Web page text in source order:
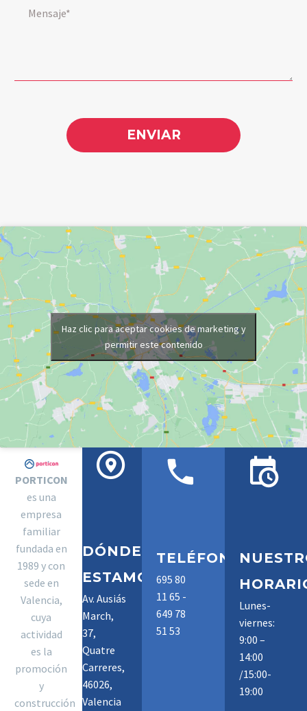
Haz clic para aceptar cookies de marketing y
permitir este contenido
PORTICON
es una
empresa
familiar
fundada en
1989 y con
sede en
Valencia,
cuya
actividad
es la
promoción
y
construcción
DÓNDE
ESTAMOS
Av. Ausiás
March,
37,
Quatre
Carreres,
46026,
Valencia
TELÉFONOS
695 80
11 65 -
649 78
51 53
Lunes-
viernes:
9:00 –
14:00
/15:00-
19:00